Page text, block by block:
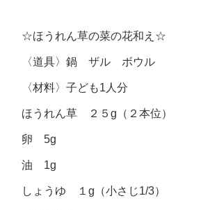
☆ほうれん草の菜の花和え☆
〈道具〉鍋 ザル ボウル
〈材料〉子ども1人分
ほうれん草 ２５g（２本位）
卵 5g
油 1g
しょうゆ １g（小さじ1/3）